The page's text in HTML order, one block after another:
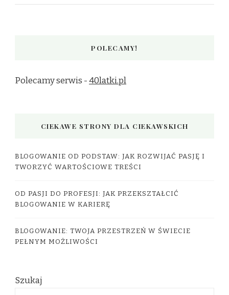
POLECAMY!
Polecamy serwis -40latki.pl
CIEKAWE STRONY DLA CIEKAWSKICH
BLOGOWANIE OD PODSTAW: JAK ROZWIJAĆ PASJĘ I
TWORZYĆ WARTOŚCIOWE TREŚCI
OD PASJI DO PROFESJI: JAK PRZEKSZTAŁCIĆ
BLOGOWANIE W KARIERĘ
BLOGOWANIE: TWOJA PRZESTRZEŃ W ŚWIECIE
PEŁNYM MOŻLIWOŚCI
Szukaj